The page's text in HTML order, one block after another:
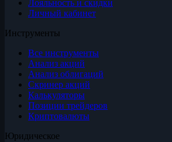
Лояльность и скидки
Личный кабинет
Инструменты
Все инструменты
Анализ акций
Анализ облигаций
Скринер акций
Калькуляторы
Позиции трейдеров
Криптовалюты
Юридическое